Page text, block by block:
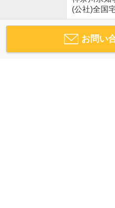
(公社)全国
お問い